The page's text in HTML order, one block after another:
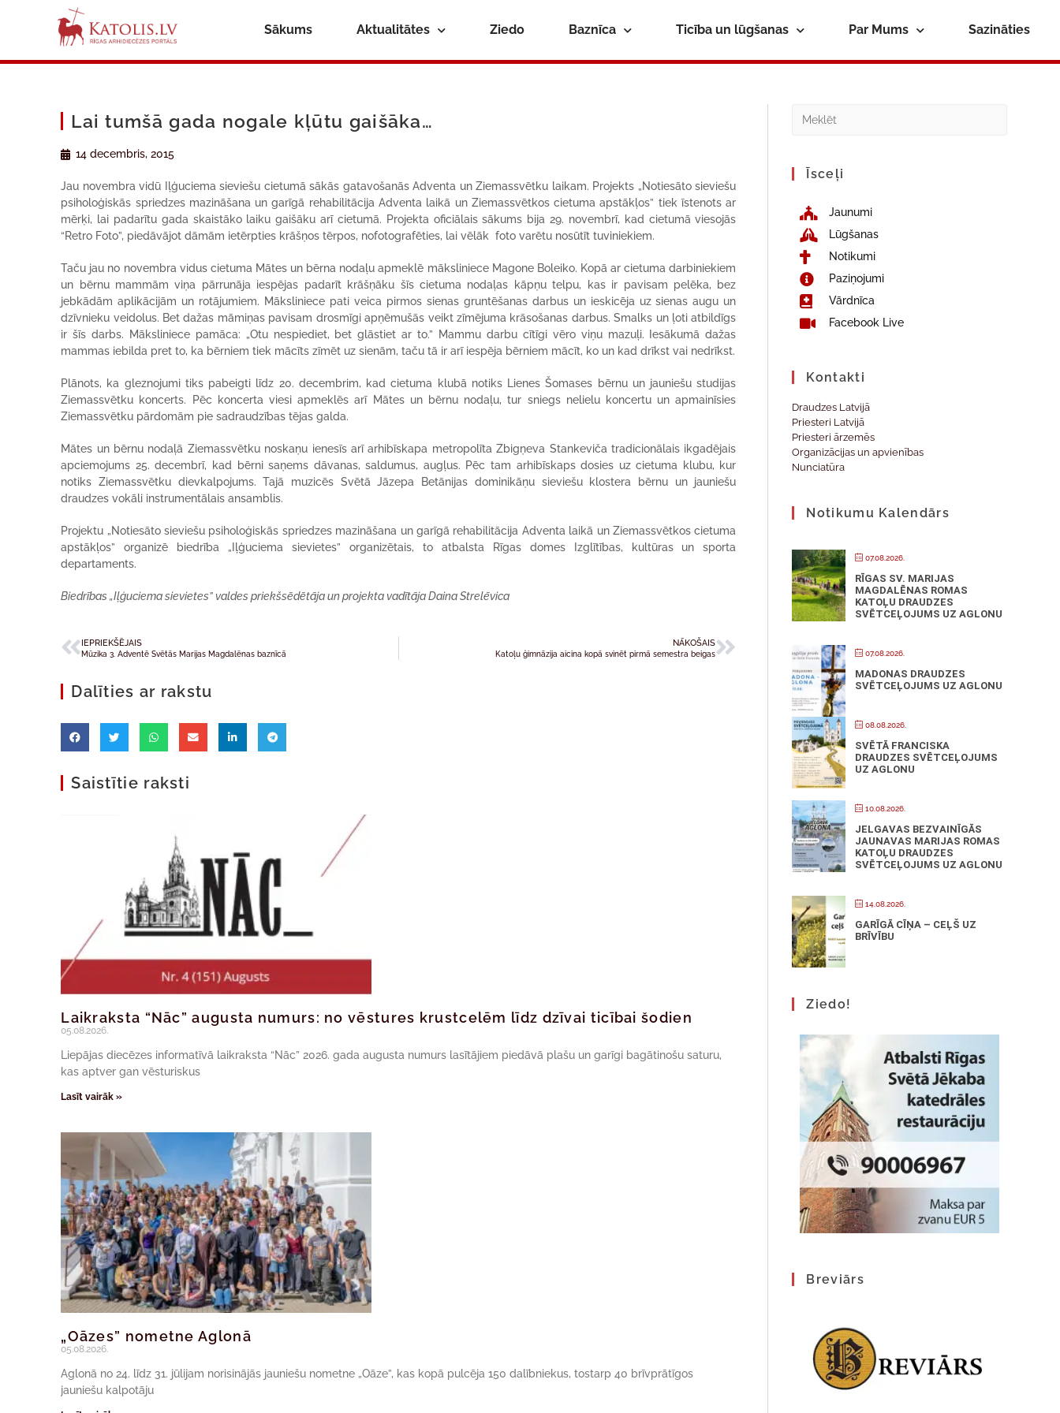
Sākums Aktualitātes Ziedo Baznīca Ticība un lūgšanas Par Mums Sazināties
Lai tumšā gada nogale kļūtu gaišāka…
14 decembris, 2015
Jau novembra vidū Iļģuciema sieviešu cietumā sākās gatavošanās Adventa un Ziemassvētku laikam. Projekts „Notiesāto sieviešu
psiholoģiskās spriedzes mazināšana un garīgā rehabilitācija Adventa laikā un Ziemassvētkos cietuma apstākļos” tiek īstenots ar
mērķi, lai padarītu gada skaistāko laiku gaišāku arī cietumā. Projekta oficiālais sākums bija 29. novembrī, kad cietumā viesojās
“Retro Foto”, piedāvājot dāmām ietērpties krāšņos tērpos, nofotografēties, lai vēlāk foto varētu nosūtīt tuviniekiem.
Taču jau no novembra vidus cietuma Mātes un bērna nodaļu apmeklē māksliniece Magone Boleiko. Kopā ar cietuma darbiniekiem
un bērnu mammām viņa pārrunāja iespējas padarīt krāšņāku šīs cietuma nodaļas kāpņu telpu, kas ir pavisam pelēka, bez
jebkādām aplikācijām un rotājumiem. Māksliniece pati veica pirmos sienas gruntēšanas darbus un ieskicēja uz sienas augu un
dzīvnieku veidolus. Bet dažas māmiņas pavisam drosmīgi apņēmušās veikt zīmējuma krāsošanas darbus. Smalks un ļoti atbildīgs
ir šīs darbs. Māksliniece pamāca: „Otu nespiediet, bet glāstiet ar to.” Mammu darbu cītīgi vēro viņu mazuļi. Iesākumā dažas
mammas iebilda pret to, ka bērniem tiek mācīts zīmēt uz sienām, taču tā ir arī iespēja bērniem mācīt, ko un kad drīkst vai nedrīkst.
Plānots, ka gleznojumi tiks pabeigti līdz 20. decembrim, kad cietuma klubā notiks Lienes Šomases bērnu un jauniešu studijas
Ziemassvētku koncerts. Pēc koncerta viesi apmeklēs arī Mātes un bērnu nodaļu, tur sniegs nelielu koncertu un apmainīsies
Ziemassvētku pārdomām pie sadraudzības tējas galda.
Mātes un bērnu nodaļā Ziemassvētku noskaņu ienesīs arī arhibīskapa metropolīta Zbigņeva Stankeviča tradicionālais ikgadējais
apciemojums 25. decembrī, kad bērni saņems dāvanas, saldumus, augļus. Pēc tam arhibīskaps dosies uz cietuma klubu, kur
notiks Ziemassvētku dievkalpojums. Tajā muzicēs Svētā Jāzepa Betānijas dominikāņu sieviešu klostera bērnu un jauniešu
draudzes vokāli instrumentālais ansamblis.
Projektu „Notiesāto sieviešu psiholoģiskās spriedzes mazināšana un garīgā rehabilitācija Adventa laikā un Ziemassvētkos cietuma
apstākļos” organizē biedrība „Iļģuciema sievietes” organizētais, to atbalsta Rīgas domes Izglītības, kultūras un sporta
departaments.
Biedrības „Iļģuciema sievietes” valdes priekšsēdētāja un projekta vadītāja Daina Strelēvica
IEPRIEKŠĒJAIS
Mūzika 3. Adventē Svētās Marijas Magdalēnas baznīcā
NĀKOŠAIS
Katoļu ģimnāzija aicina kopā svinēt pirmā semestra beigas
Dalīties ar rakstu
Saistītie raksti
Laikraksta “Nāc” augusta numurs: no vēstures krustcelēm līdz dzīvai ticībai šodien
05.08.2026.
Liepājas diecēzes informatīvā laikraksta “Nāc” 2026. gada augusta numurs lasītājiem piedāvā plašu un garīgi bagātinošu saturu,
kas aptver gan vēsturiskus
Lasīt vairāk »
„Oāzes” nometne Aglonā
05.08.2026.
Aglonā no 24. līdz 31. jūlijam norisinājās jauniešu nometne „Oāze”, kas kopā pulcēja 150 dalībniekus, tostarp 40 brīvprātīgos
jauniešu kalpotāju
Īsceļi
Jaunumi
Lūgšanas
Notikumi
Paziņojumi
Vārdnīca
Facebook Live
Kontakti
Draudzes Latvijā
Priesteri Latvijā
Priesteri ārzemēs
Organizācijas un apvienības
Nunciatūra
Notikumu Kalendārs
07.08.2026.
RĪGAS SV. MARIJAS
MAGDALĒNAS ROMAS
KATOĻU DRAUDZES
SVĒTCEĻOJUMS UZ AGLONU
07.08.2026.
MADONAS DRAUDZES
SVĒTCEĻOJUMS UZ AGLONU
08.08.2026.
SVĒTĀ FRANCISKA
DRAUDZES SVĒTCEĻOJUMS
UZ AGLONU
10.08.2026.
JELGAVAS BEZVAINĪGĀS
JAUNAVAS MARIJAS ROMAS
KATOĻU DRAUDZES
SVĒTCEĻOJUMS UZ AGLONU
14.08.2026.
GARĪGĀ CĪŅA – CEĻŠ UZ
BRĪVĪBU
Ziedo!
Breviārs